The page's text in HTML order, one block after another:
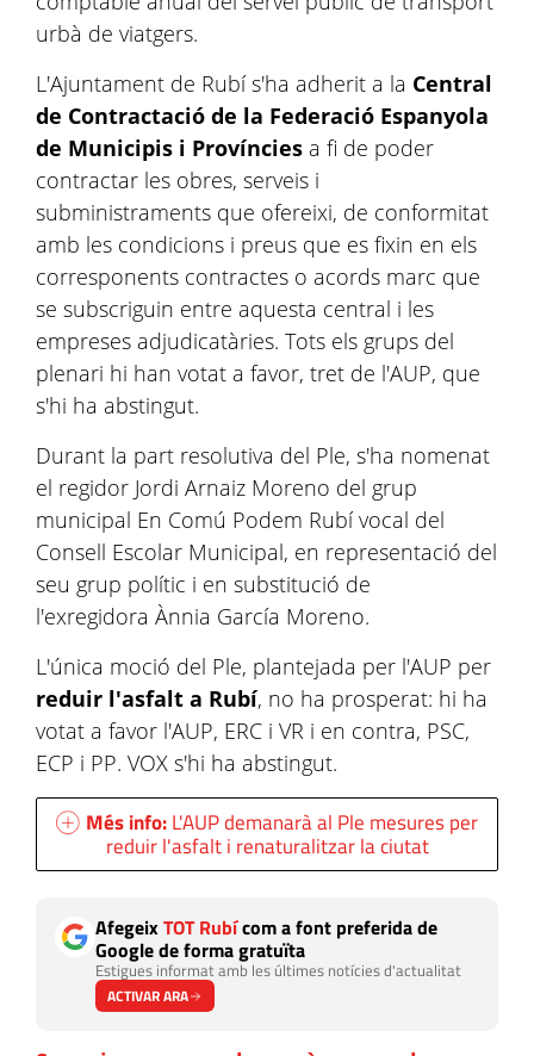
urbà de viatgers.
L'Ajuntament de Rubí s'ha adherit a la Central
de Contractació de la Federació Espanyola
de Municipis i Províncies a fi de poder
contractar les obres, serveis i
subministraments que ofereixi, de conformitat
amb les condicions i preus que es fixin en els
corresponents contractes o acords marc que
se subscriguin entre aquesta central i les
empreses adjudicatàries. Tots els grups del
plenari hi han votat a favor, tret de l'AUP, que
s'hi ha abstingut.
Durant la part resolutiva del Ple, s'ha nomenat
el regidor Jordi Arnaiz Moreno del grup
municipal En Comú Podem Rubí vocal del
Consell Escolar Municipal, en representació del
seu grup polític i en substitució de
l'exregidora Ànnia García Moreno.
L'única moció del Ple, plantejada per l'AUP per
reduir l'asfalt a Rubí, no ha prosperat: hi ha
votat a favor l'AUP, ERC i VR i en contra, PSC,
ECP i PP. VOX s'hi ha abstingut.
Més info:L'AUP demanarà al Ple mesures per
reduir l'asfalt i renaturalitzar la ciutat
AfegeixTOT Rubícom a font preferida de
Google de forma gratuïta
Estigues informat amb les últimes notícies d'actualitat
ACTIVAR ARA